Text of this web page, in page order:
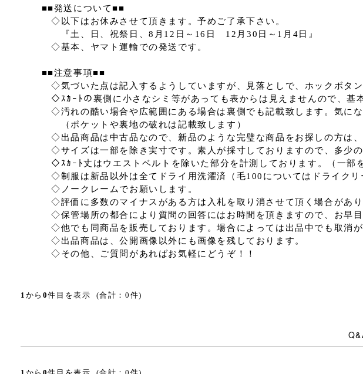
■■発送について■■
◇以下はお休みさせて頂きます。予めご了承下さい。
『土、日、祝祭日、8月12日～16日 12月30日～1月4日』
◇基本、ヤマト運輸での発送です。
■■注意事項■■
◇気づいた点は記入するようしていますが、見落としで、ホックボタ
◇ｽｶｰﾄの裏側に小さなシミ等があっても表からは見えませんので、基
◇汚れの酷い場合や広範囲にある場合は裏側でも記載致します。気にな
（ポケットや裏地の破れは記載致します）
◇出品商品は中古品なので、新品のような完璧な商品をお探しの方は
◇サイズは一部を除き実寸です。素人が採寸しておりますので、多少の
◇ｽｶｰﾄ丈はウエストベルトを除いた部分を計測しております。（一部
◇制服は新品以外は全てドライ用洗濯済（毛100についてはドライクリ
◇ノークレームでお願いします。
◇評価に多数のマイナスがある方は入札を取り消させて頂く場合があり
◇保管場所の都合により質問の回答にはお時間を頂きますので、お早目
◇他でも同商品を販売しております。場合によっては出品中でも取消
◇出品商品は、公開画像以外にも画像を残しております。
◇その他、ご質問があればお気軽にどうぞ！！
1 から 0件目を表示 (合計：0件)